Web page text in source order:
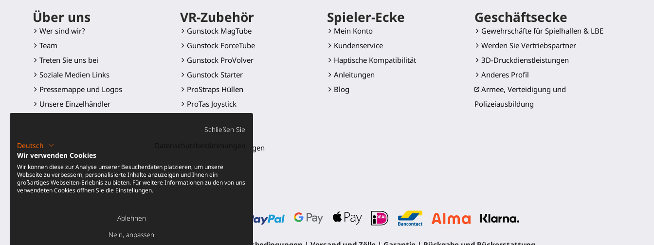
Über uns
Wer sind wir?
Team
Treten Sie uns bei
Soziale Medien Links
Pressemappe und Logos
Unsere Einzelhändler
VR-Zubehör
Gunstock MagTube
Gunstock ForceTube
Gunstock ProVolver
Gunstock Starter
ProStraps Hüllen
ProTas Joystick
ProSaber Klinge
Controller-Halterungen
Alle Produkte
Spieler-Ecke
Mein Konto
Kundenservice
Haptische Kompatibilität
Anleitungen
Blog
Geschäftsecke
Gewehrschäfte für Spielhallen & LBE
Werden Sie Vertriebspartner
3D-Druckdienstleistungen
Anderes Profil
Armee, Verteidigung und
Polizeiausbildung
Schließen Sie
Deutsch
Wir verwenden Cookies
Wir können diese zur Analyse unserer Besucherdaten platzieren, um unsere
Webseite zu verbessern, personalisierte Inhalte anzuzeigen und Ihnen ein
großartiges Webseiten-Erlebnis zu bieten. Für weitere Informationen zu den von uns
verwendeten Cookies öffnen Sie die Einstellungen.
Ablehnen
Nein, anpassen